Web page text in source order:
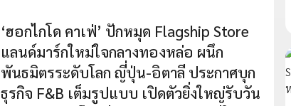
‘ฮอกไกโด คาเฟ่’ ปักหมุด Flagship Store
แลนด์มาร์กใหม่ใจกลางทองหล่อ ผนึก
พันธมิตรระดับโลก ญี่ปุ่น-อิตาลี ประกาศบุก
ธุรกิจ F&B เต็มรูปแบบ เปิดตัวยิ่งใหญ่รับวัน